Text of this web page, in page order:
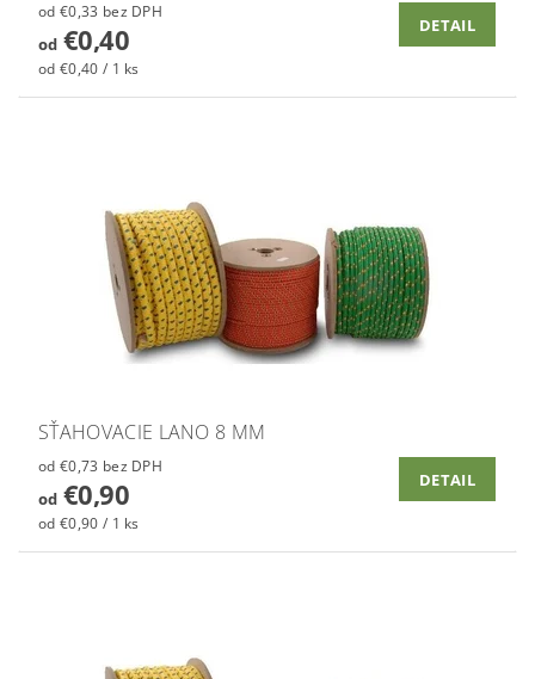
od €0,33 bez DPH
od€0,40
od €0,40 / 1 ks
DETAIL
SŤAHOVACIE LANO 8 MM
od €0,73 bez DPH
od€0,90
od €0,90 / 1 ks
DETAIL